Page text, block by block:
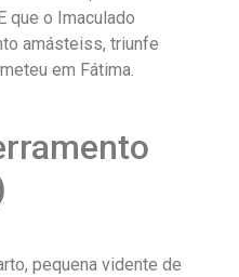
que o Imaculado
amásteiss, triunfe
em Fátima.
pequena vidente de